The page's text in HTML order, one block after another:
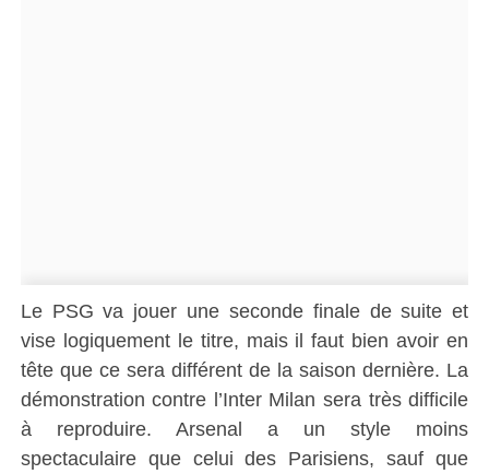
Le PSG va jouer une seconde finale de suite et
vise logiquement le titre, mais il faut bien avoir en
tête que ce sera différent de la saison dernière. La
démonstration contre l’Inter Milan sera très difficile
à reproduire. Arsenal a un style moins
spectaculaire que celui des Parisiens, sauf que